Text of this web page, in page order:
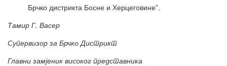
Брчко дистрикта Босне и Херцеговине”.
Тамир Г. Васер
Супервизор за Брчко Дистрикт
Главни замјеник високог представника